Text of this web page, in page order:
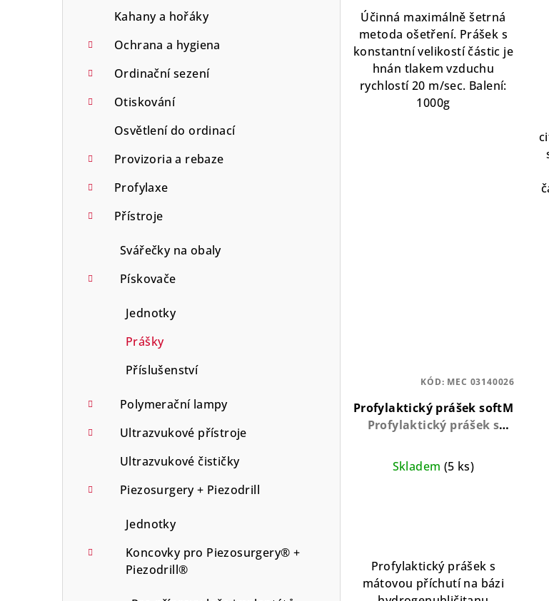
Kahany a hořáky
Ochrana a hygiena
Ordinační sezení
Otiskování
Osvětlení do ordinací
Provizoria a rebaze
Profylaxe
Přístroje
Svářečky na obaly
Pískovače
Jednotky
Prášky
Příslušenství
Polymerační lampy
Ultrazvukové přístroje
Ultrazvukové čističky
Piezosurgery + Piezodrill
Jednotky
Koncovky pro Piezosurgery® +
Piezodrill®
t
ů
Účinná maximálně šetrná
metoda ošetření. Prášek s
konstantní velikostí částic je
hnán tlakem vzduchu
rychlostí 20 m/sec. Balení:
1000g
Profylaktický prášek softM
Profylaktický prášek s
šetrné čištění zubů
Skladem (5 ks)
5,0
z
5
Profylaktický prášek s
mátovou příchutí na bázi
KÓD: MEC 03140026